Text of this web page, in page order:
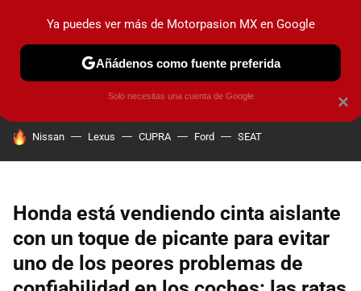
PRUEBAS INDUSTRIA HOY NO CIRCULA
HOY SE HABLA DE
Nissan Lexus CUPRA Ford SEAT
Honda está vendiendo cinta aislante
con un toque de picante para evitar
uno de los peores problemas de
×
Ya puedes ver más de Motorpasion MX en Google
Añádenos como fuente preferida
Solo necesitas una cuenta de Google